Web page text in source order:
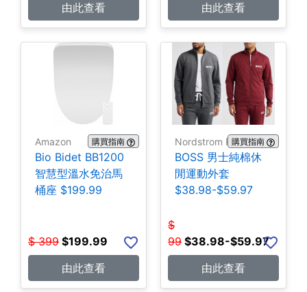
由此查看
由此查看
Amazon 購買指南
Bio Bidet BB1200
智慧型溫水免治馬
桶座 $199.99
$ 399 $199.99
由此查看
Nordstrom Rack購買指南
BOSS 男士純棉休
閒運動外套
$38.98-$59.97
$
99 $38.98-$59.97
由此查看